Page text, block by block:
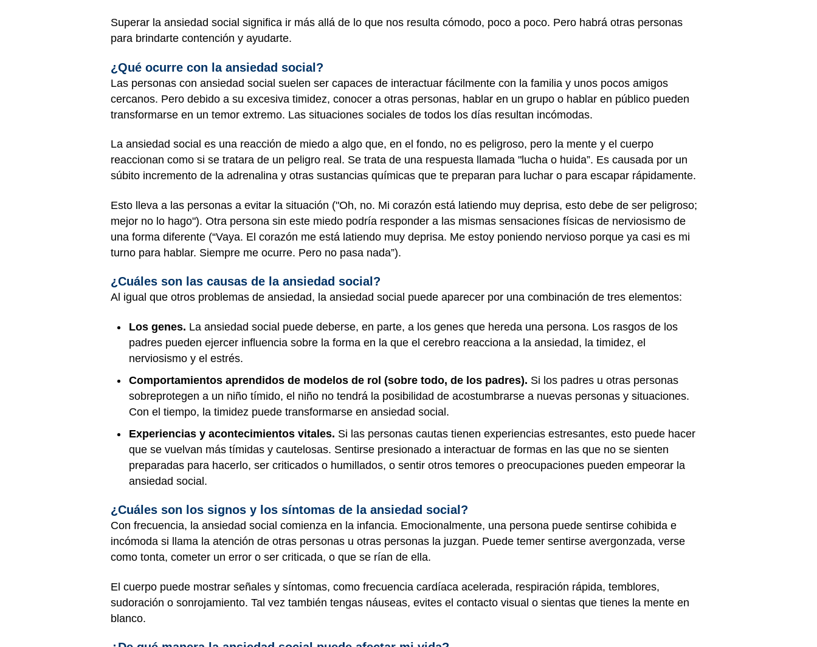
Superar la ansiedad social significa ir más allá de lo que nos resulta cómodo, poco a poco. Pero habrá otras personas
para brindarte contención y ayudarte.
¿Qué ocurre con la ansiedad social?
Las personas con ansiedad social suelen ser capaces de interactuar fácilmente con la familia y unos pocos amigos
cercanos. Pero debido a su excesiva timidez, conocer a otras personas, hablar en un grupo o hablar en público pueden
transformarse en un temor extremo. Las situaciones sociales de todos los días resultan incómodas.
La ansiedad social es una reacción de miedo a algo que, en el fondo, no es peligroso, pero la mente y el cuerpo
reaccionan como si se tratara de un peligro real. Se trata de una respuesta llamada "lucha o huida”. Es causada por un
súbito incremento de la adrenalina y otras sustancias químicas que te preparan para luchar o para escapar rápidamente.
Esto lleva a las personas a evitar la situación ("Oh, no. Mi corazón está latiendo muy deprisa, esto debe de ser peligroso;
mejor no lo hago"). Otra persona sin este miedo podría responder a las mismas sensaciones físicas de nerviosismo de
una forma diferente (“Vaya. El corazón me está latiendo muy deprisa. Me estoy poniendo nervioso porque ya casi es mi
turno para hablar. Siempre me ocurre. Pero no pasa nada”).
¿Cuáles son las causas de la ansiedad social?
Al igual que otros problemas de ansiedad, la ansiedad social puede aparecer por una combinación de tres elementos:
Los genes. La ansiedad social puede deberse, en parte, a los genes que hereda una persona. Los rasgos de los
padres pueden ejercer influencia sobre la forma en la que el cerebro reacciona a la ansiedad, la timidez, el
nerviosismo y el estrés.
Comportamientos aprendidos de modelos de rol (sobre todo, de los padres). Si los padres u otras personas
sobreprotegen a un niño tímido, el niño no tendrá la posibilidad de acostumbrarse a nuevas personas y situaciones.
Con el tiempo, la timidez puede transformarse en ansiedad social.
Experiencias y acontecimientos vitales. Si las personas cautas tienen experiencias estresantes, esto puede hacer
que se vuelvan más tímidas y cautelosas. Sentirse presionado a interactuar de formas en las que no se sienten
preparadas para hacerlo, ser criticados o humillados, o sentir otros temores o preocupaciones pueden empeorar la
ansiedad social.
¿Cuáles son los signos y los síntomas de la ansiedad social?
Con frecuencia, la ansiedad social comienza en la infancia. Emocionalmente, una persona puede sentirse cohibida e
incómoda si llama la atención de otras personas u otras personas la juzgan. Puede temer sentirse avergonzada, verse
como tonta, cometer un error o ser criticada, o que se rían de ella.
El cuerpo puede mostrar señales y síntomas, como frecuencia cardíaca acelerada, respiración rápida, temblores,
sudoración o sonrojamiento. Tal vez también tengas náuseas, evites el contacto visual o sientas que tienes la mente en
blanco.